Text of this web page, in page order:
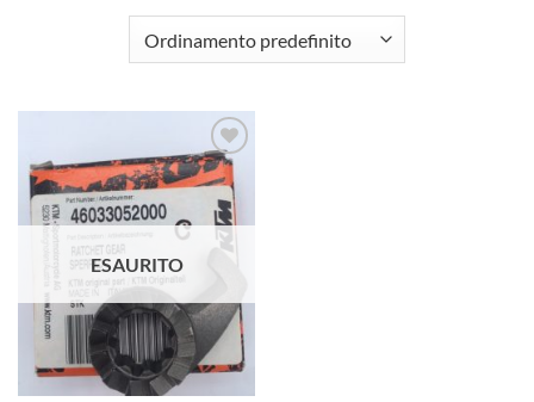
Aggiungi
alla lista
dei
desideri
ESAURITO